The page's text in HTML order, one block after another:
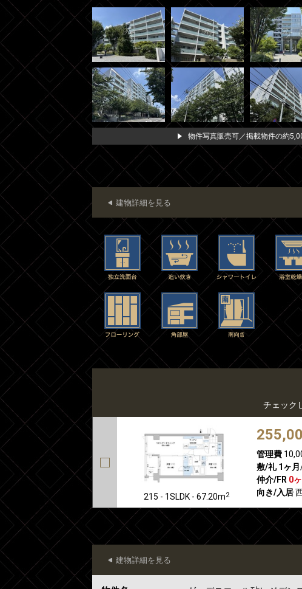
物件写真販売可／掲載物件の約
建物詳細を見る
チェック
215 - 1SLDK - 67.20m2
管理費
敷/礼 1ヶ月
仲介/FR 0
向き/入居
建物詳細を見る